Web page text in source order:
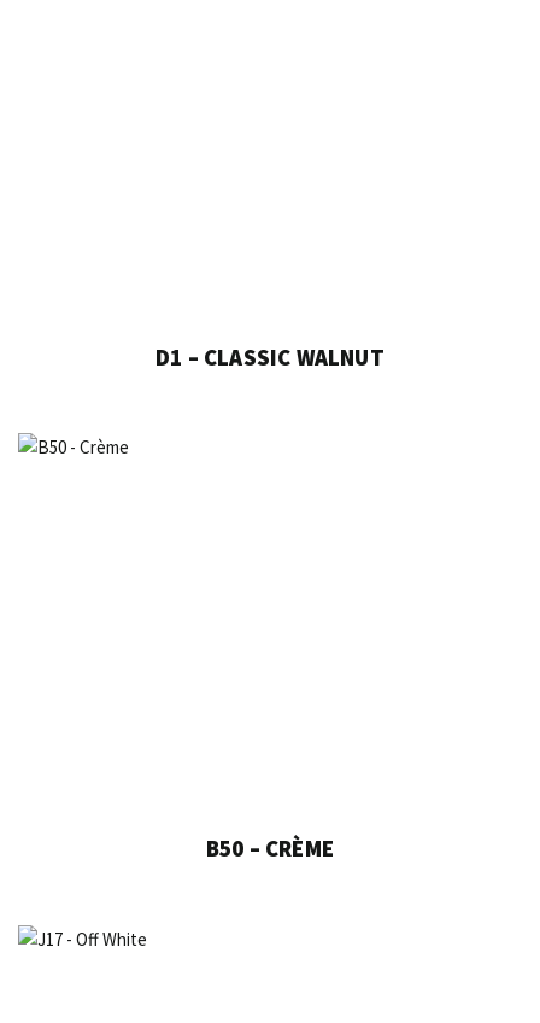
D1 – CLASSIC WALNUT
B50 – CRÈME